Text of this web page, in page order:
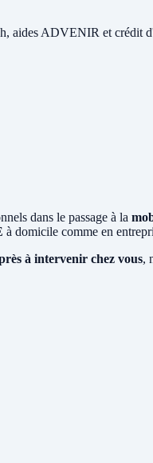
aides ADVENIR et crédit
dans le passage à la
à domicile comme en
à intervenir chez vous,